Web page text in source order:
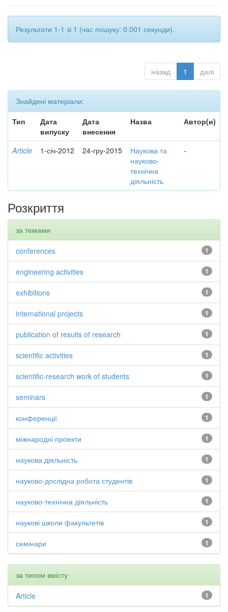
Результати 1-1 зі 1 (час пошуку: 0.001 секунди).
назад 1 далі
Знайдені матеріали:
Тип
Дата
випуску
Дата
внесення
Назва Автор(и)
Article 1-січ-2012 24-гру-2015
Наукова та
науково-
технічна
діяльність
-
Розкриття
за темами
1
conferences
1
engineering activities
1
exhibitions
1
international projects
1
publication of results of research
1
scientific activities
1
scientific-research work of students
1
seminars
1
конференції
1
міжнародні проекти
1
наукова діяльність
1
науково-дослідна робота студентів
1
науково-технічна діяльність
1
наукові школи факультетів
1
семінари
за типом вмісту
1
Article